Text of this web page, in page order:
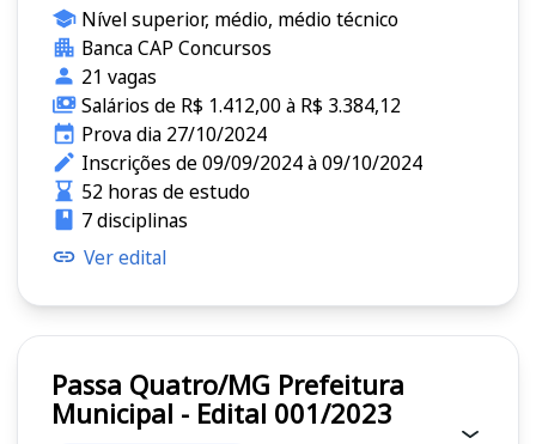
Nível superior, médio, médio técnico
Banca CAP Concursos
21 vagas
Salários de R$ 1.412,00 à R$ 3.384,12
Prova dia 27/10/2024
Inscrições de 09/09/2024 à 09/10/2024
52 horas de estudo
7 disciplinas
Ver edital
Passa Quatro/MG Prefeitura
Municipal - Edital 001/2023